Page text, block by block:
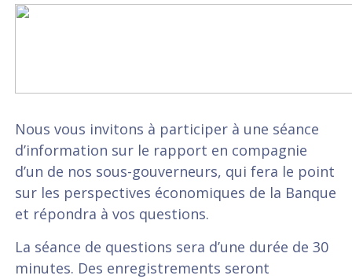
Nous vous invitons à participer à une séance
d’information sur le rapport en compagnie
d’un de nos sous-gouverneurs, qui fera le point
sur les perspectives économiques de la Banque
et répondra à vos questions.
La séance de questions sera d’une durée de 30
minutes. Des enregistrements seront